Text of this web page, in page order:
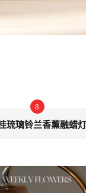
8
琉璃铃兰香薰融蜡灯